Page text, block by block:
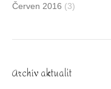
Červen 2016 (3)
Archív aktualit